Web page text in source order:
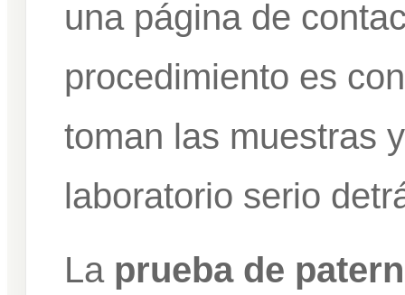
una página de
procedimiento es
toman las muestras
laboratorio serio
La prueba de